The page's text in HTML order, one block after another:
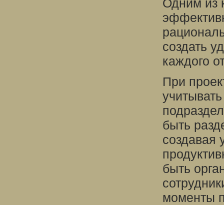
Одним из
создать
каждого
При
быть
создавая
быть
моменты